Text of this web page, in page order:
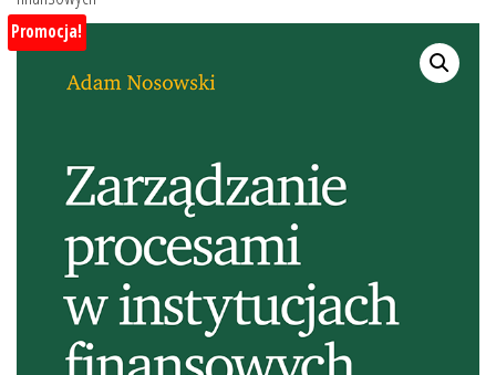
Promocja!